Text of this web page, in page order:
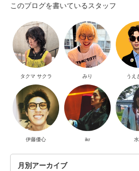
このブログを書いているスタッフ
タクマ サクラ みり うえ
伊藤優心 ikr